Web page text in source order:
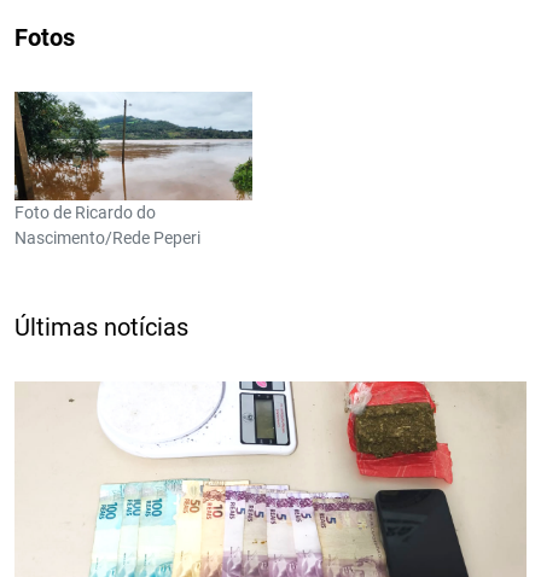
Fotos
Foto de Ricardo do
Nascimento/Rede Peperi
Últimas notícias